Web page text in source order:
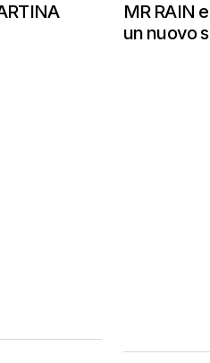
MR RAIN
un nuovo